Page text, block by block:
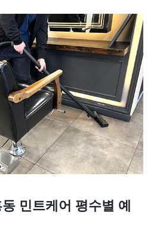
민트케어 평수별 예